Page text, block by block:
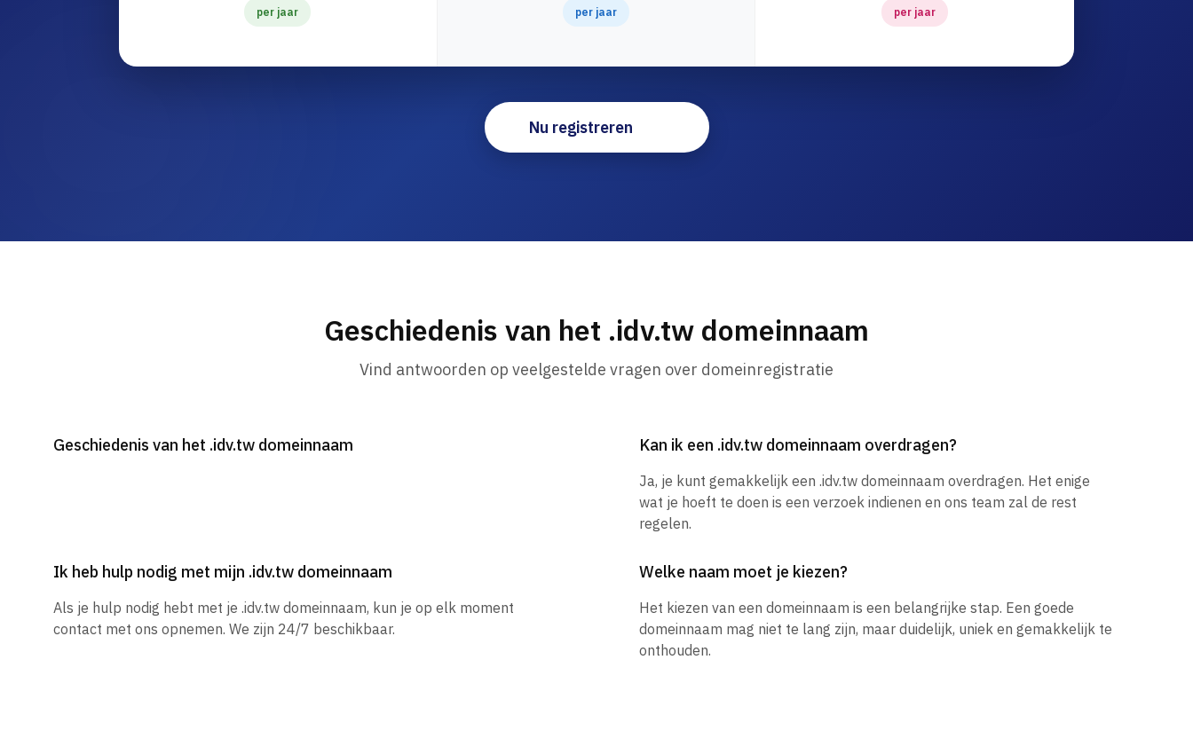
per jaar per jaar per jaar
Nu registreren
Geschiedenis van het .idv.tw domeinnaam
Vind antwoorden op veelgestelde vragen over domeinregistratie
Geschiedenis van het .idv.tw domeinnaam Kan ik een .idv.tw domeinnaam overdragen?
Ja, je kunt gemakkelijk een .idv.tw domeinnaam overdragen. Het enige
wat je hoeft te doen is een verzoek indienen en ons team zal de rest
regelen.
Ik heb hulp nodig met mijn .idv.tw domeinnaam
Als je hulp nodig hebt met je .idv.tw domeinnaam, kun je op elk moment
contact met ons opnemen. We zijn 24/7 beschikbaar.
Welke naam moet je kiezen?
Het kiezen van een domeinnaam is een belangrijke stap. Een goede
domeinnaam mag niet te lang zijn, maar duidelijk, uniek en gemakkelijk te
onthouden.